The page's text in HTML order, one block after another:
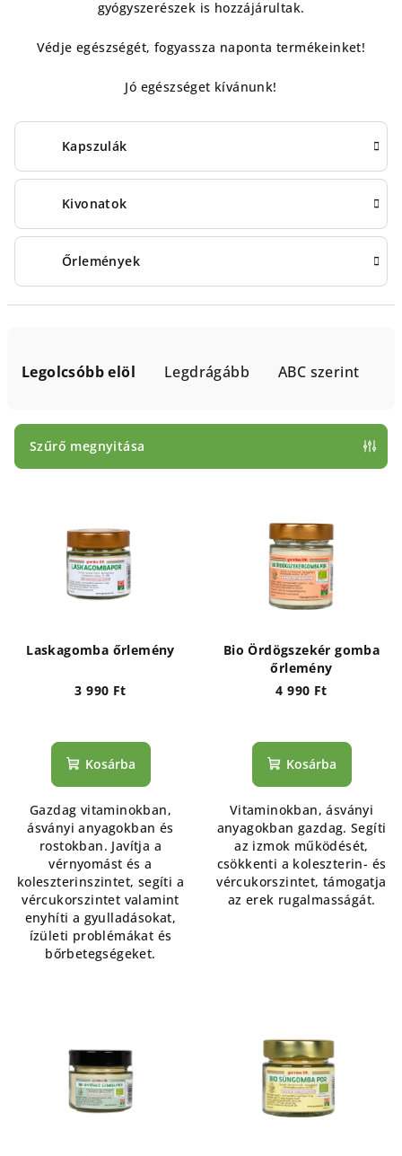
gyógyszerészek is hozzájárultak.
Védje egészségét, fogyassza naponta termékeinket!
Jó egészséget kívánunk!
Kapszulák
Kivonatok
Őrlemények
m
k
Legolcsóbb elöl Legdrágább ABC szerint
Szűrő megnyitása
Laskagomba őrlemény
3 990 Ft
Kosárba
Gazdag vitaminokban,
ásványi anyagokban és
rostokban. Javítja a
vérnyomást és a
koleszterinszintet, segíti a
vércukorszintet valamint
enyhíti a gyulladásokat,
ízületi problémákat és
bőrbetegségeket.
Bio Ördögszekér gomba
őrlemény
4 990 Ft
Kosárba
Vitaminokban, ásványi
anyagokban gazdag. Segíti
az izmok működését,
csökkenti a koleszterin- és
vércukorszintet, támogatja
az erek rugalmasságát.